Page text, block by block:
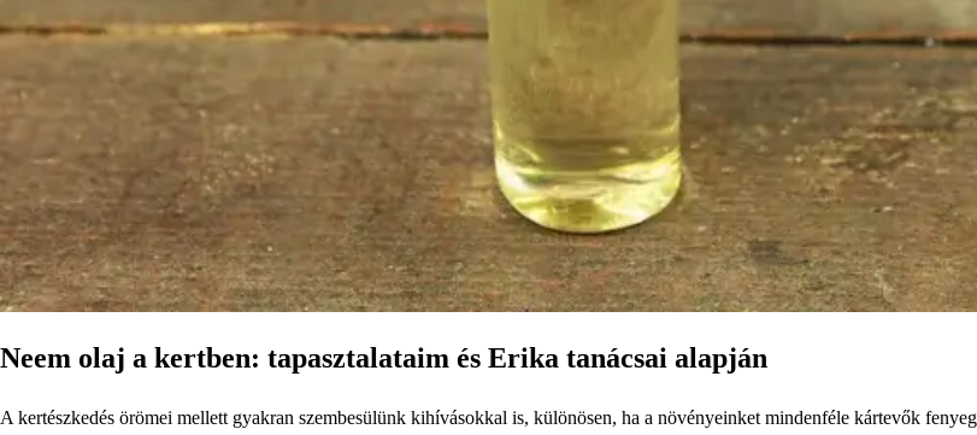
Neem olaj a kertben: tapasztalataim és Erika tanácsai alapján
A kertészkedés örömei mellett gyakran szembesülünk kihívásokkal is, különösen, ha a növényeinket mindenféle kártevők